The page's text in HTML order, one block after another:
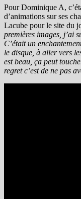
Pour Dominique A,
d’animations sur ses
Lacube pour le site du
premières images, j’ai
C’était un
le disque, à aller vers
est beau, ça peut
regret c’est de ne pas